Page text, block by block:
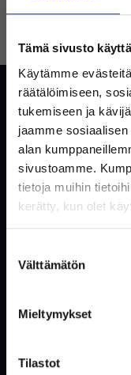
Tämä sivusto
Käytämme
räätälöimiseen,
tukemiseen ja
jaamme
alan
sivustoamme.
tietoja muihin
kerätty, kun olet
valinta
Välttämätön
Mieltymykset
Tilastot
Asiakaspalvelu
Yleisiä kysymyksiä
Ota yhteyttä
Verkkokauppa
Tietoa meistä
Ostoehdot
Evästeet &